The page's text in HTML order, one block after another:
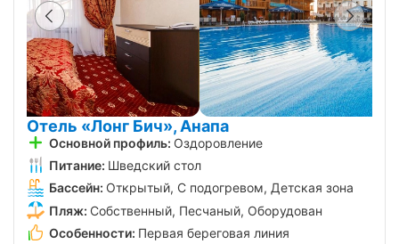
Отель «Лонг Бич», Анапа
Основной профиль: Оздоровление
Питание: Шведский стол
Бассейн: Открытый, С подогревом, Детская зона
Пляж: Собственный, Песчаный, Оборудован
Особенности: Первая береговая линия